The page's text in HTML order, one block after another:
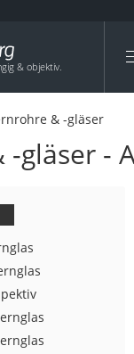
& -gläser
-gläser -